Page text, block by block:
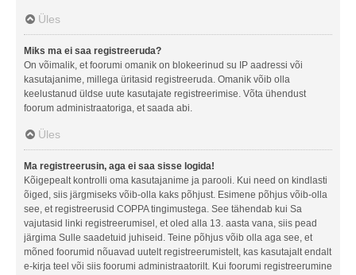
Üles
Miks ma ei saa registreeruda?
On võimalik, et foorumi omanik on blokeerinud su IP aadressi või
kasutajanime, millega üritasid registreeruda. Omanik võib olla
keelustanud üldse uute kasutajate registreerimise. Võta ühendust
foorum administraatoriga, et saada abi.
Üles
Ma registreerusin, aga ei saa sisse logida!
Kõigepealt kontrolli oma kasutajanime ja parooli. Kui need on kindlasti
õiged, siis järgmiseks võib-olla kaks põhjust. Esimene põhjus võib-olla
see, et registreerusid COPPA tingimustega. See tähendab kui Sa
vajutasid linki registreerumisel, et oled alla 13. aasta vana, siis pead
järgima Sulle saadetuid juhiseid. Teine põhjus võib olla aga see, et
mõned foorumid nõuavad uutelt registreerumistelt, kas kasutajalt endalt
e-kirja teel või siis foorumi administraatorilt. Kui foorumi registreerumine